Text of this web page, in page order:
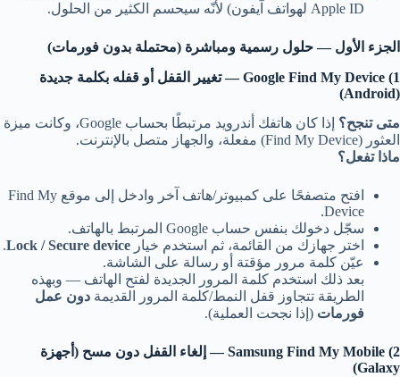
Apple ID لهواتف آيفون) لأنّه سيحسم الكثير من الحلول.
الجزء الأول — حلول رسمية ومباشرة (محتملة بدون فورمات)
1) Google Find My Device — تغيير القفل أو قفله بكلمة جديدة
(Android)
متى تنجح؟
إذا كان هاتفك أندرويد مرتبطًا بحساب Google، وكانت ميزة
العثور (Find My Device) مفعلة، والجهاز متصل بالإنترنت.
ماذا تفعل؟
افتح متصفحًا على كمبيوتر/هاتف آخر وادخل إلى موقع Find My
Device.
سجّل دخولك بنفس حساب Google المرتبط بالهاتف.
اختر جهازك من القائمة، ثم استخدم خيار Lock / Secure device
.
عيّن كلمة مرور مؤقتة أو رسالة على الشاشة.
بعد ذلك استخدم كلمة المرور الجديدة لفتح الهاتف — وبهذه
الطريقة تتجاوز قفل النمط/كلمة المرور القديمة دون عمل
فورمات (إذا نجحت العملية).
2) Samsung Find My Mobile — إلغاء القفل دون مسح (أجهزة
Galaxy)